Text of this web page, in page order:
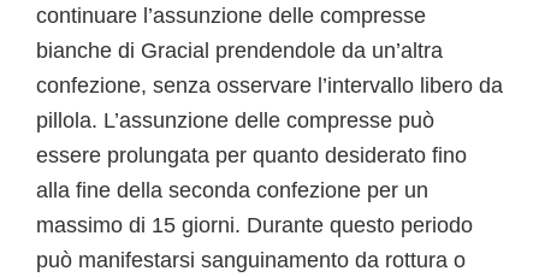
continuare l’assunzione delle compresse
bianche di Gracial prendendole da un’altra
confezione, senza osservare l’intervallo libero da
pillola. L’assunzione delle compresse può
essere prolungata per quanto desiderato fino
alla fine della seconda confezione per un
massimo di 15 giorni. Durante questo periodo
può manifestarsi sanguinamento da rottura o